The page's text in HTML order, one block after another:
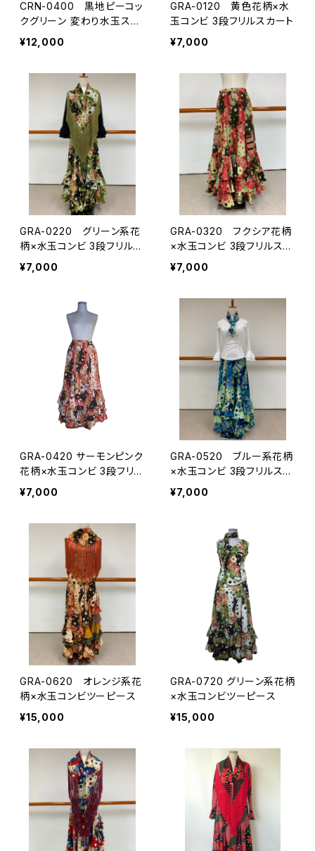
CRN-0400 黒地ピーコッ
クグリーン 変わり水玉スカ
ート
¥12,000
GRA-0120 黄色花柄×水
玉コンビ 3段フリルスカート
¥7,000
GRA-0220 グリーン系花
柄×水玉コンビ 3段フリルス
カート
¥7,000
GRA-0320 フクシア花柄
×水玉コンビ 3段フリルスカ
ート
¥7,000
GRA-0420 サーモンピンク
花柄×水玉コンビ 3段フリル
スカート
¥7,000
GRA-0520 ブルー系花柄
×水玉コンビ 3段フリルスカ
ート
¥7,000
GRA-0620 オレンジ系花
柄×水玉コンビツーピース
¥15,000
GRA-0720 グリーン系花柄
×水玉コンビツーピース
¥15,000